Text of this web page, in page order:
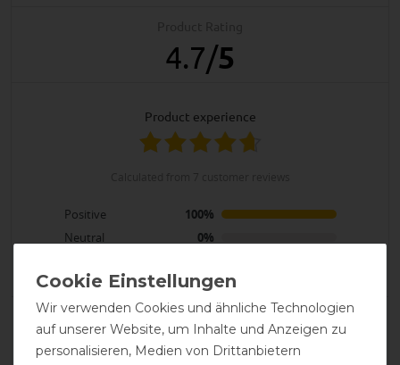
4.7/5
product experience
Positive
100%
Neutral
0%
07.07.2026
Wir verwenden Cookies und ähnliche Technologien
auf unserer Website, um Inhalte und Anzeigen zu
personalisieren, Medien von Drittanbietern